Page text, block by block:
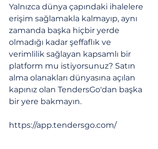
Yalnızca dünya çapındaki ihalelere
erişim sağlamakla kalmayıp, aynı
zamanda başka hiçbir yerde
olmadığı kadar şeffaflık ve
verimlilik sağlayan kapsamlı bir
platform mu istiyorsunuz? Satın
alma olanakları dünyasına açılan
kapınız olan TendersGo'dan başka
bir yere bakmayın.
https://app.tendersgo.com/